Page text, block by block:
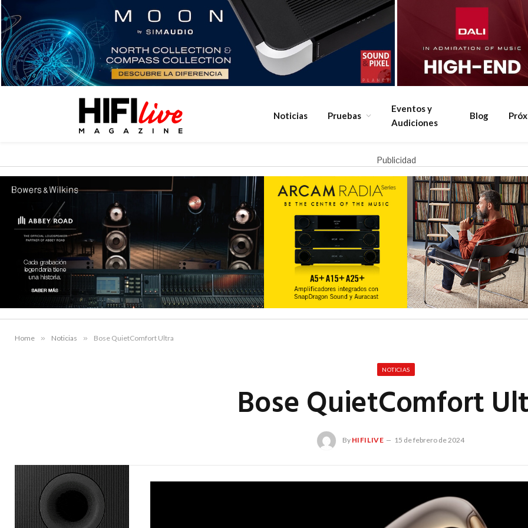
Noticias Pruebas
Eventos y
Audiciones
Blog
Publicidad
Home » Noticias » Bose QuietComfort Ultra
NOTICIAS
Bose QuietComfort
By HIFILIVE 15 de febrero de 2024